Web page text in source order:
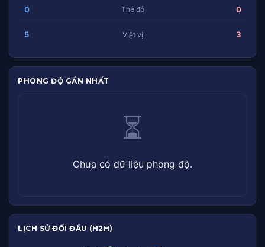
0 Thẻ đỏ 0
5 Việt vị 3
PHONG ĐỘ GẦN NHẤT
⏳
Chưa có dữ liệu phong độ.
LỊCH SỬ ĐỐI ĐẦU (H2H)